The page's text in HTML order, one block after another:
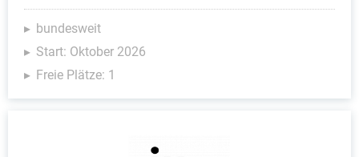
bundesweit
Start: Oktober 2026
Freie Plätze: 1